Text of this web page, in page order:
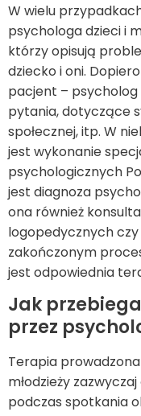
W wielu
psychologa dzieci i
którzy opisują
dziecko i oni.
pacjent –
pytania, dotyczące
społecznej, itp. W
jest wykonanie
psychologicznych
jest diagnoza
ona również
logopedycznych
zakończonym
jest odpowiednia
Jak
przez
Terapia
młodzieży
podczas spotkania